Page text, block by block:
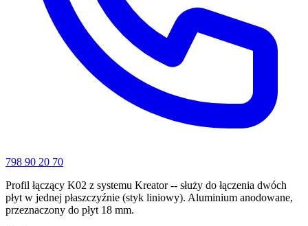
798 90 20 70
Profil łączący K02 z systemu Kreator -- służy do łączenia dwóch
płyt w jednej płaszczyźnie (styk liniowy). Aluminium anodowane,
przeznaczony do płyt 18 mm.